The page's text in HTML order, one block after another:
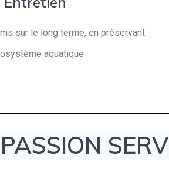
sur le long terme, en préservant
aquatique